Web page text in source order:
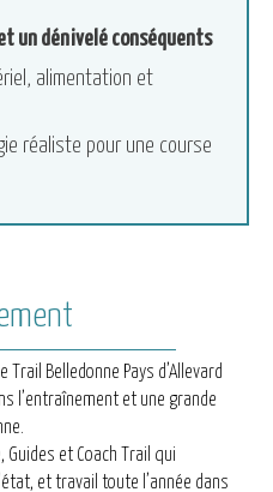
un dénivelé conséquents
alimentation et
réaliste pour une course
Trail Belledonne Pays d’Allevard
l’entraînement et une grande
Guides et Coach Trail qui
et travail toute l’année dans